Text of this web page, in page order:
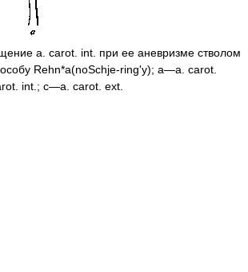
a. carot. int. при ее аневризме стволом
Rehn*a(noSchje-ring'y); a—a. carot.
int.; c—a. carot. ext.